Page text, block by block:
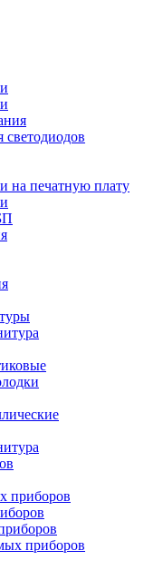
на печатную плату
приборов
приборов